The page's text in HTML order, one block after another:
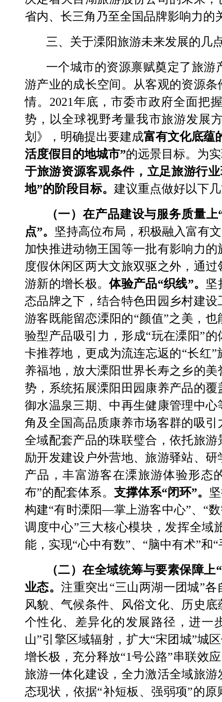
省内、长三角乃至全国品牌影响力的
三、 关于溧阳旅游未来发展的几
一个城市的资源禀赋奠定了旅
游产业的成长空间。从客观的资源
情。 2021年底，市委市政府全面把
势，以全球视野考量我市旅游发展
划》，明确提出要建成富有文化底蕴
活度假目的地城市”的远景目标。为
于旅游资源客观条件，立足旅游行
地”的阶段目标。 建议重点做好以下
（一）在产品建设与服务质量上
点”。 坚持高位布局，积极融入富有
加快推进动物王国等一批有影响力
度假休闲区两大文旅双驱之外，通
游新的增长极。体验产品“织线”。 坚
态品牌之下， 结合特色田园乡村建设
游客既能留恋溧阳的“颜值”之美，也
验型产品吸引力，形成“玩在溧阳”的
卡推荐地，更成为流连忘返的“长红”
养福地，放大溧阳世界长寿之乡的
势，系统拓展溧阳 田园 康养产品的覆
御水温泉三期、中再生健康管理中心
角及全国高品质康养市场客群的吸引
全域配套产品的珠联璧合 ，依托旅游
励开发建设户外营地、旅游驿站、
产品，丰富游客在溧旅游体验形态
布”的配套体系。 支撑体系“闭环”。
构建“有时溧阳—掌上游客中心”、 “
调度中心”三大核心模块，发挥全域
能，实现“心中有数”、 “脑中有术”和“
（二）在全域统筹与要素保障上
业态。注重突出“三山两湖一团城”各
风貌、气候条件、风俗文化、历史
个性化、差异化的发展路径，进一
山”引擎区域辐射，扩大“宋团城”城
增长极，充分释放“1号公路”串联效
旅游一体化建设，全力激活全域旅游
态现状，依据“补短板、强弱项”的原